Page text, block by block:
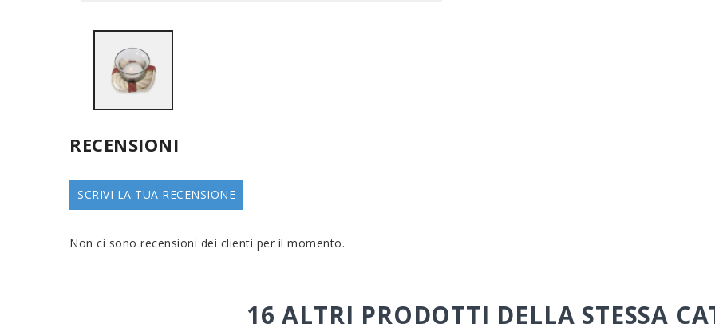
RECENSIONI
SCRIVI LA TUA RECENSIONE
Non ci sono recensioni dei clienti per il momento.
16 ALTRI PRODOTTI DELLA STESSA